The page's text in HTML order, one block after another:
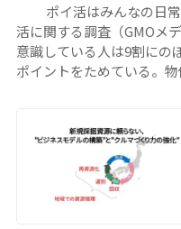
ポイ活はみんなの日常
活に関する調査（GMOメ
意識している人は9割にの
ポイントをためている。